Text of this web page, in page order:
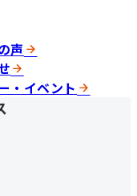
声
・イベント